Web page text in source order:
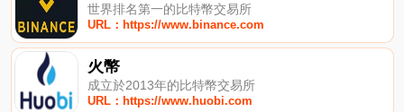
世界排名第一的比特幣交易所
URL：https://www.binance.com
火幣
成立於2013年的比特幣交易所
URL：https://www.huobi.com